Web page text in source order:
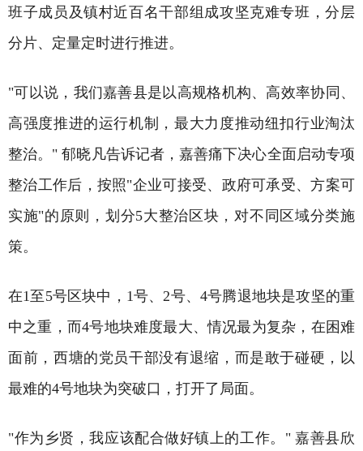
班子成员及镇村近百名干部组成攻坚克难专班，分层
分片、定量定时进行推进。
"可以说，我们嘉善县是以高规格机构、高效率协同、
高强度推进的运行机制，最大力度推动纽扣行业淘汰
整治。" 郁晓凡告诉记者，嘉善痛下决心全面启动专项
整治工作后，按照"企业可接受、政府可承受、方案可
实施"的原则，划分5大整治区块，对不同区域分类施
策。
在1至5号区块中，1号、2号、4号腾退地块是攻坚的重
中之重，而4号地块难度最大、情况最为复杂，在困难
面前，西塘的党员干部没有退缩，而是敢于碰硬，以
最难的4号地块为突破口，打开了局面。
"作为乡贤，我应该配合做好镇上的工作。" 嘉善县欣